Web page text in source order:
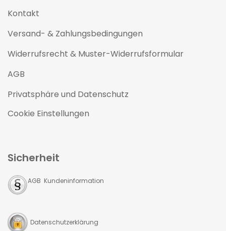
Kontakt
Versand- & Zahlungsbedingungen
Widerrufsrecht & Muster-Widerrufsformular
AGB
Privatsphäre und Datenschutz
Cookie Einstellungen
Sicherheit
AGB Kundeninformation
Datenschutzerklärung